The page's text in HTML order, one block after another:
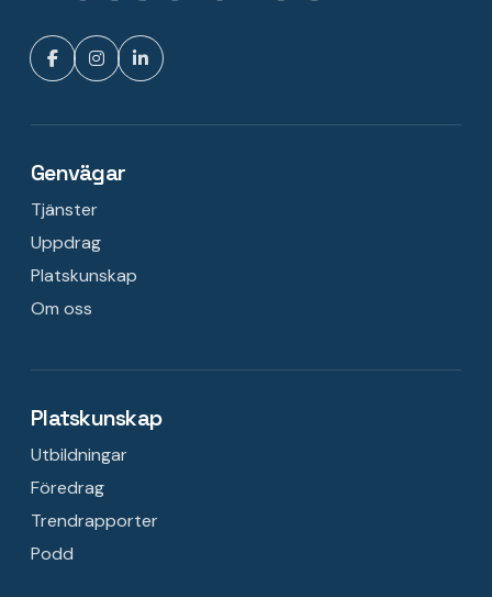
Genvägar
Tjänster
Uppdrag
Platskunskap
Om oss
Platskunskap
Utbildningar
Föredrag
Trendrapporter
Podd